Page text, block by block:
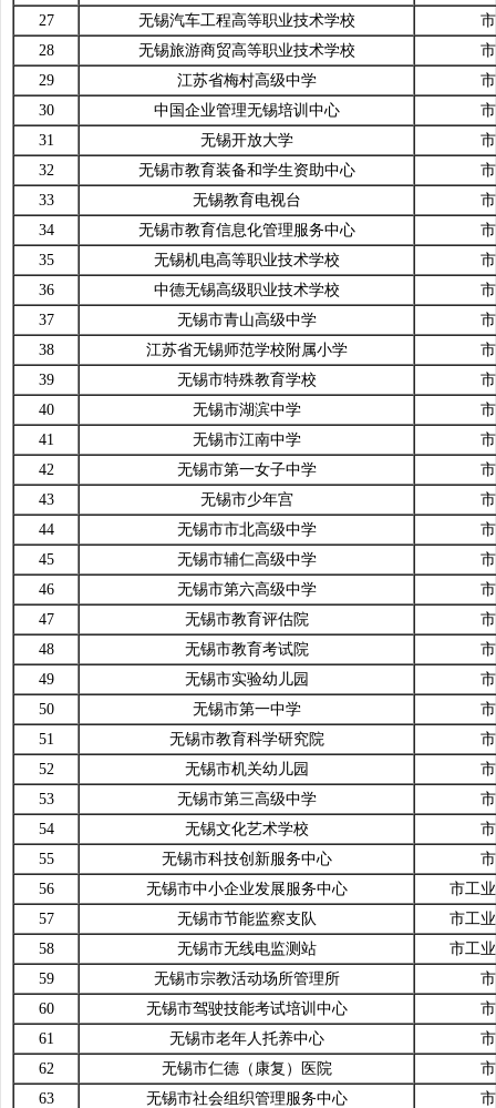
27
无锡汽车工程高等职业技术学校
28
无锡旅游商贸高等职业技术学校
29
江苏省梅村高级中学
30
中国企业管理无锡培训中心
31
无锡开放大学
32
无锡市教育装备和学生资助中心
33
无锡教育电视台
34
无锡市教育信息化管理服务中心
35
无锡机电高等职业技术学校
36
中德无锡高级职业技术学校
37
无锡市青山高级中学
38
江苏省无锡师范学校附属小学
39
无锡市特殊教育学校
40
无锡市湖滨中学
41
无锡市江南中学
42
无锡市第一女子中学
43
无锡市少年宫
44
无锡市市北高级中学
45
无锡市辅仁高级中学
46
无锡市第六高级中学
47
无锡市教育评估院
48
无锡市教育考试院
49
无锡市实验幼儿园
50
无锡市第一中学
51
无锡市教育科学研究院
52
无锡市机关幼儿园
53
无锡市第三高级中学
54
无锡文化艺术学校
55
无锡市科技创新服务中心
56
无锡市中小企业发展服务中心
市工
57
无锡市节能监察支队
市工
58
无锡市无线电监测站
市工
59
无锡市宗教活动场所管理所
60
无锡市驾驶技能考试培训中心
61
无锡市老年人托养中心
62
无锡市仁德（康复）医院
63
无锡市社会组织管理服务中心